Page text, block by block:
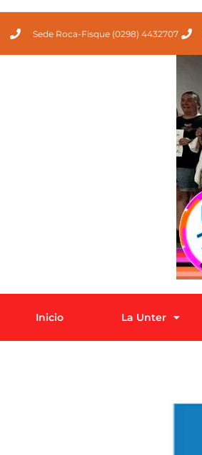
Sede Roca-Fisque (0298) 4432707
Inicio La Unter